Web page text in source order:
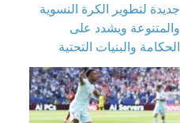
جديدة لتطوير الكرة النسوية
والمتنوعة ويشدد على
الحكامة والبنيات التحتية